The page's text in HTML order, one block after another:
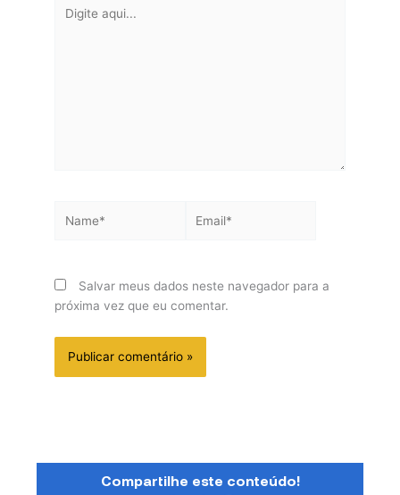
aqui...
Salvar meus dados neste navegador para a
próxima vez que eu comentar.
Compartilhe este conteúdo!